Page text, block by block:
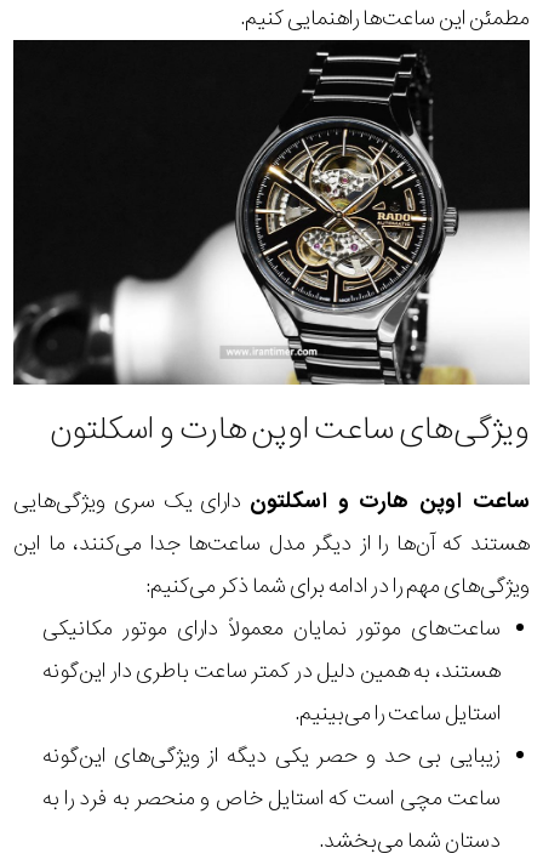
مطمئن این ساعت‌ها راهنمایی کنیم.
ویژگی‌های ساعت اوپن هارت و اسکلتون
ساعت اوپن هارت و اسکلتون دارای یک سری ویژگی‌هایی
هستند که آن‌ها را از دیگر مدل ساعت‌ها جدا می‌کنند، ما این
ویژگی‌های مهم را در ادامه برای شما ذکر می‌کنیم:
ساعت‌های موتور نمایان معمولاً دارای موتور مکانیکی
هستند، به همین دلیل در کمتر ساعت باطری دار این‌گونه
استایل ساعت را می‌بینیم.
زیبایی بی حد و حصر یکی دیگه از ویژگی‌های این‌گونه
ساعت مچی است که استایل خاص و منحصر به فرد را به
دستان شما می‌بخشد.